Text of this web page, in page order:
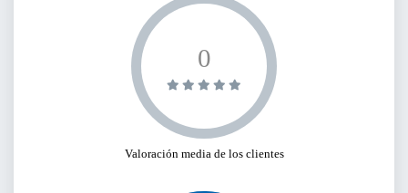
0
Valoración media de los clientes